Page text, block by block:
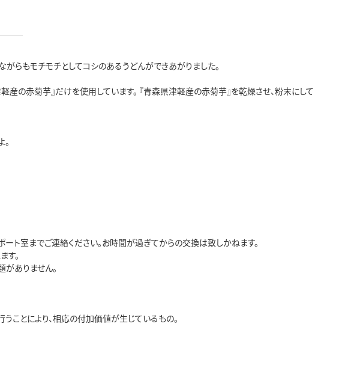
らもモチモチとしてコシのあるうどんができあがりました。
の赤菊芋』だけを使用しています。 『青森県津軽産の赤菊芋』を乾燥させ、粉末にして
ト室までご連絡ください。お時間が過ぎてからの交換は致しかねます。
。
ありません。
ことにより、相応の付加価値が生じているもの。